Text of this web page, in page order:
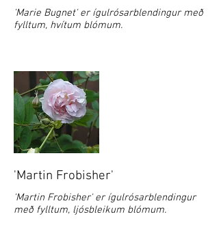
'Marie Bugnet' er ígulrósarblendingur með
fylltum, hvítum blómum.
'Martin Frobisher'
'Martin Frobisher' er ígulrósarblendingur
með fylltum, ljósbleikum blómum.